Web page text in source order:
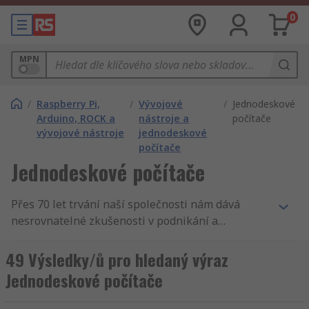
0
MPN
/ Raspberry Pi,
Arduino, ROCK a
vývojové nástroje
/ Vývojové
nástroje a
jednodeskové
počítače
/ Jednodeskové
počítače
Jednodeskové počítače
Přes 70 let trvání naší společnosti nám dává
nesrovnatelné zkušenosti v podnikání a
počítače. Tak podporujeme inženýry v celém
světě, distribuujeme Jednodeskové počítače a
Vestavěné systémy zákazníkům do 160 zemí
49 Výsledky/ů pro hledaný výraz
Jednodeskové počítače